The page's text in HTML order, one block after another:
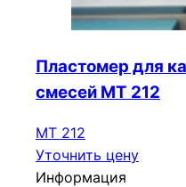
Пластомер для
смесей МТ 212
МТ 212
Уточнить цену
Информация